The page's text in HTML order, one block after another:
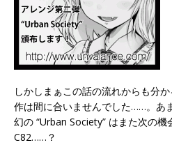
しかしまぁこの話の流れからも分
作は間に合いませんでした……。あ
幻の “Urban Society” はまた次の
C82……？